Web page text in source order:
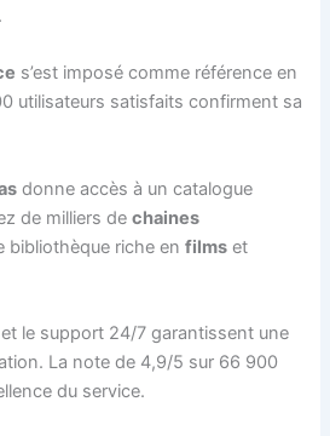
s’est imposé comme référence en
utilisateurs satisfaits confirment sa
donne accès à un catalogue
de milliers dechaines
bibliothèque riche enfilms et
et le support 24/7 garantissent une
La note de 4,9/5 sur 66 900
du service.